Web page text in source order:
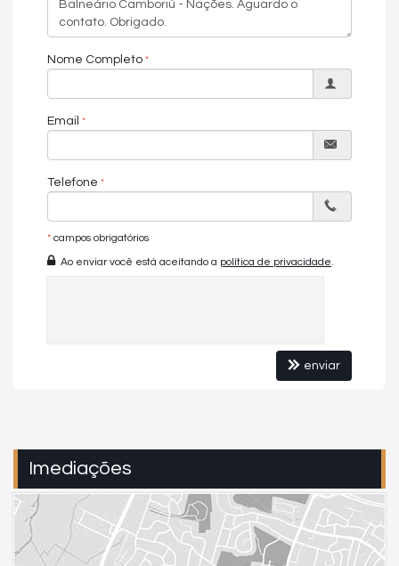
Sala de games
Sala de Reunião
Nome Completo
Email
Telefone
* campos obrigatórios
Ao enviar você está aceitando a política de privacidade
enviar
Imediações